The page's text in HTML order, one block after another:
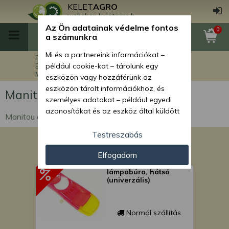
KELETAGRO
webshop.keletagro.hu
0
Főoldal
A készlet erejéig !!!!
Egyéb gépalkatrészek
Manitou alkatrészek
Manitou alkatrészek
Manitou alkatrészek
lámpabúra, hátsó
(univerzális)
Normál szállítás
Az Ön adatainak védelme fontos
a számunkra
Mi és a partnereink információkat –
például cookie-kat – tárolunk egy
eszközön vagy hozzáférünk az
eszközön tárolt információkhoz, és
személyes adatokat – például egyedi
azonosítókat és az eszköz által küldött
személyre szabott hirdetések és
tartalom nyújtásához, hirdetés- és
tartalomméréshez, nézettségi adatok
gyűjtéséhez, valamint termékek
kifejlesztéséhez és a termékek
javításához. Az Ön engedélyével mi és a
partnereink eszközleolvasásos
módszerrel szerzett pontos geolokációs
Testreszabás
Elfogadom